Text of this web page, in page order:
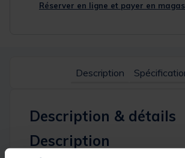
Réserver en ligne et payer en
Description
Description & détails
Description